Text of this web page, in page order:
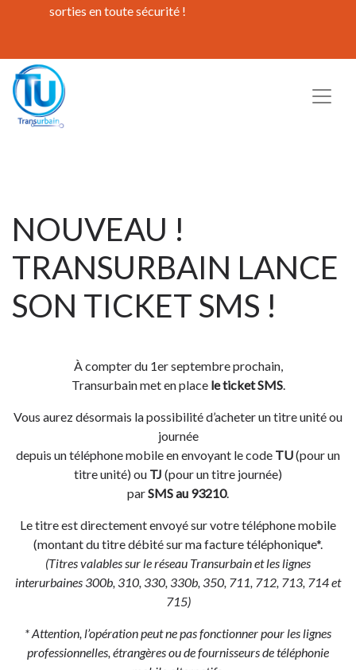
sorties en toute sécurité !
NOUVEAU !
TRANSURBAIN LANCE
SON TICKET SMS !
À compter du 1er septembre prochain,
Transurbain met en place le ticket SMS.
Vous aurez désormais la possibilité d’acheter un titre unité ou
journée
depuis un téléphone mobile en envoyant le code TU(pour un
titre unité) ou TJ (pour un titre journée)
parSMS au 93210.
Le titre est directement envoyé sur votre téléphone mobile
(montant du titre débité sur ma facture téléphonique*.
(Titres valables sur le réseau Transurbain et les lignes
interurbaines 300b, 310, 330, 330b, 350, 711, 712, 713, 714 et
715)
* Attention, l’opération peut ne pas fonctionner pour les lignes
professionnelles, étrangères ou de fournisseurs de téléphonie